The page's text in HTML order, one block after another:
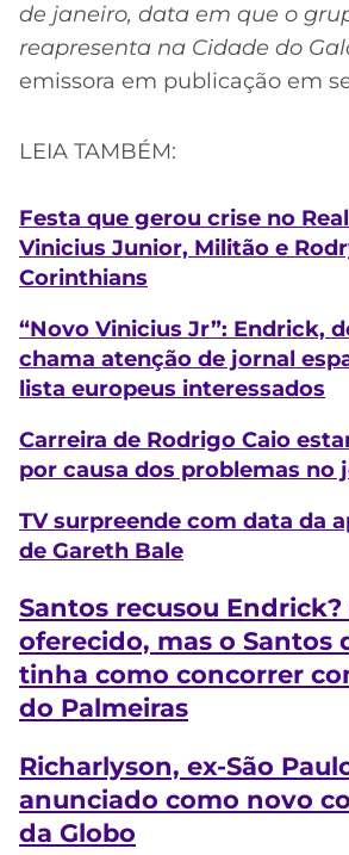
de janeiro, data em que o
reapresenta na Cidade do
emissora em publicação em
LEIA TAMBÉM:
Festa que gerou crise no
Vinicius Junior, Militão e
Corinthians
“Novo Vinicius Jr”: Endrick,
chama atenção de jornal
lista europeus interessados
Carreira de Rodrigo Caio
por causa dos problemas no
TV surpreende com data da
de Gareth Bale
Santos recusou
oferecido, mas o Santos
tinha como concorrer
do Palmeiras
Richarlyson, ex-São
anunciado como novo
da Globo